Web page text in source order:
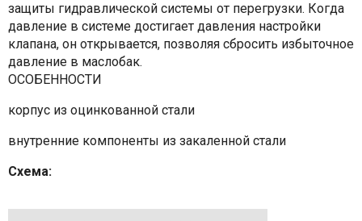
защиты гидравлической системы от перегрузки. Когда
давление в системе достигает давления настройки
клапана, он открывается, позволяя сбросить избыточное
давление в маслобак.
ОСОБЕННОСТИ
корпус из оцинкованной стали
внутренние компоненты из закаленной стали
Схема: